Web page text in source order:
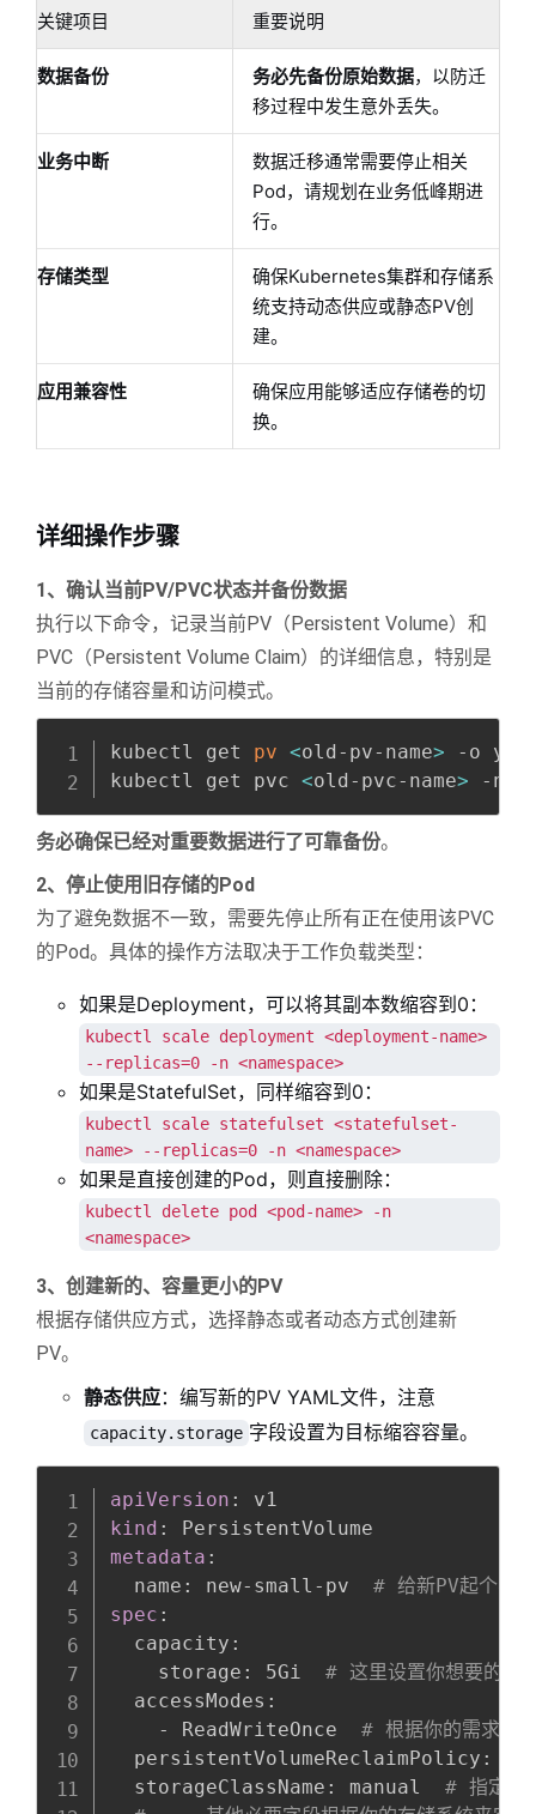
关键项目 重要说明
数据备份 务必先备份原始数据，以防迁
移过程中发生意外丢失。
业务中断
数据迁移通常需要停止相关
Pod，请规划在业务低峰期进
行。
存储类型
确保Kubernetes集群和存储系
统支持动态供应或静态PV创
建。
应用兼容性
确保应用能够适应存储卷的切
换。
详细操作步骤
1、确认当前PV/PVC状态并备份数据
执行以下命令，记录当前PV（Persistent Volume）和
PVC（Persistent Volume Claim）的详细信息，特别是
当前的存储容量和访问模式。
kubectl get pv <old-pv-name> -o
kubectl get pvc <old-pvc-name> -n
务必确保已经对重要数据进行了可靠备份。
2、停止使用旧存储的Pod
为了避免数据不一致，需要先停止所有正在使用该PVC
的Pod。具体的操作方法取决于工作负载类型：
如果是Deployment，可以将其副本数缩容到0：
kubectl scale deployment <deployment-name>
--replicas=0 -n <namespace>
如果是StatefulSet，同样缩容到0：
kubectl scale statefulset <statefulset-
name> --replicas=0 -n <namespace>
如果是直接创建的Pod，则直接删除：
kubectl delete pod <pod-name> -n
<namespace>
3、创建新的、容量更小的PV
根据存储供应方式，选择静态或者动态方式创建新
PV。
静态供应：编写新的PV YAML文件，注意
capacity.storage 字段设置为目标缩容容量。
apiVersion :
kind :
metadata :
  name
: new- small - pv # 给新PV起个名字
spec :
  capacity
:
    storage
: 5Gi # 这里设置你想要的、
  accessModes
:
-
ReadWriteOnce # 根据你的需求设
  persistentVolumeReclaimPolicy
:
  storageClassName
: manual # 指定存